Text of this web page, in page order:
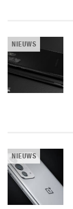
NIEUWS
NIEUWS